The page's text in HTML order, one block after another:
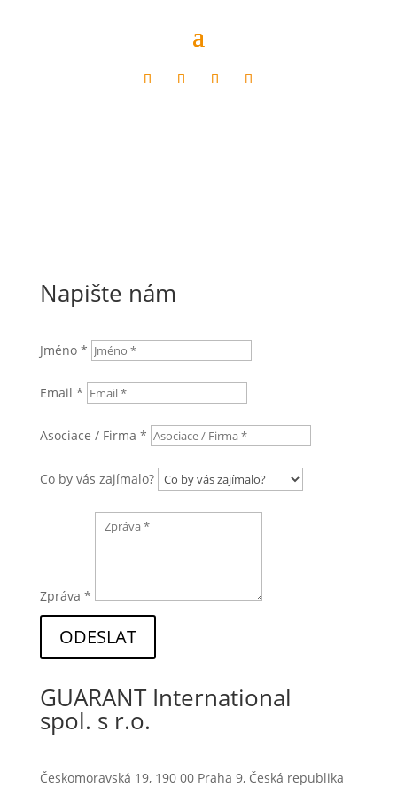
Nikola Šlezová
Napište nám
Jméno *
Email *
Asociace / Firma *
Co by vás zajímalo?
Zpráva *
ODESLAT
GUARANT International
spol. s r.o.
Českomoravská 19, 190 00 Praha 9, Česká republika